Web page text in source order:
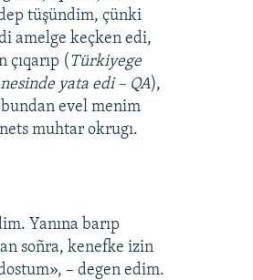
tüşündim, çünki
amelge keçken edi,
( Türkiyege
yata edi – QA),
evel menim
muhtar okrugı.
Yanına barıp
soñra, kenefke izin
– degen edim.